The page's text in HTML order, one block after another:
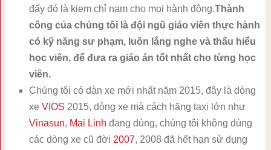
đấy đó là kiem chỉ nam cho mọi hành động.Thành
công của chúng tôi là đội ngũ giáo viên thực hành
có kỹ năng sư phạm, luôn lắng nghe và thấu hiểu
học viên, để đưa ra giáo án tốt nhất cho từng học
viên.
Chúng tôi có dàn xe mới nhất năm 2015, đây là dòng
xe VIOS 2015, dòng xe mà cách hãng taxi lớn như
Vinasun, Mai Linh đang dùng, chúng tôi không dùng
các dòng xe cũ đời 2007, 2008 đã hết hạn sử dụng